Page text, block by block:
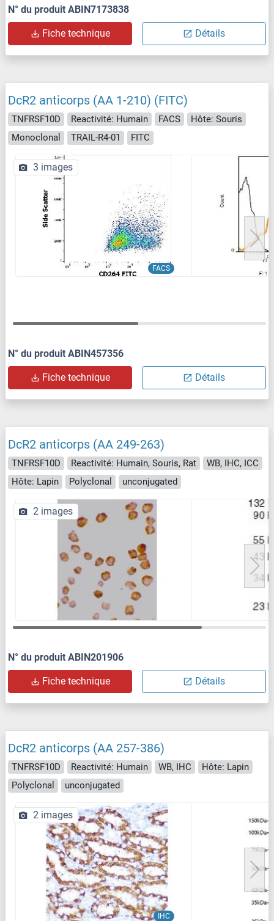
N° du produit ABIN7173838
Fiche technique Détails
DcR2 anticorps (AA 1-210) (FITC)
TNFRSF10D Reactivité: Humain FACS
Hôte: Souris
Monoclonal
TRAIL-R4-01 FITC
FACS
3 images
N° du produit ABIN457356
Fiche technique Détails
DcR2 anticorps (AA 249-263)
TNFRSF10D Reactivité: Humain, Souris, Rat
WB, IHC, ICC
Hôte: Lapin
Polyclonal unconjugated
2 images
N° du produit ABIN201906
Fiche technique Détails
DcR2 anticorps (AA 257-386)
TNFRSF10D Reactivité: Humain WB, IHC
Hôte: Lapin
Polyclonal
unconjugated
IHC
2 images